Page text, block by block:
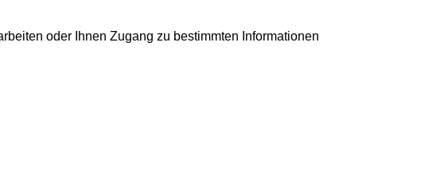
oder Ihnen Zugang zu bestimmten Informationen